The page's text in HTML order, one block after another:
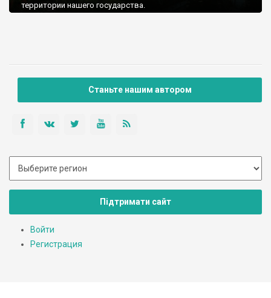
территории нашего государства.
Станьте нашим автором
Підтримати сайт
Войти
Регистрация